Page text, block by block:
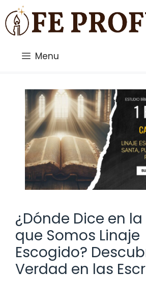
Saltar
al
contenido
Menu
¿Dónde Dice en
que Somos Linaje
Escogido?
Verdad en las